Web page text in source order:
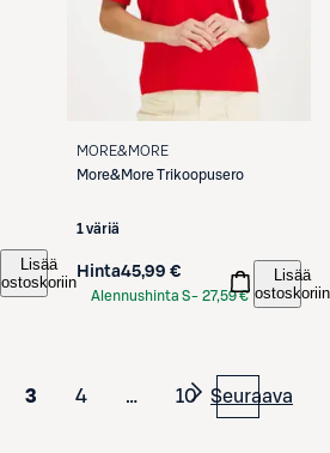
Lisää
ostoskoriin
MORE&MORE
More&MoreTrikoopusero
1 väriä
Hinta45,99 €
Alennushinta S- 27,59 €
Lisää
ostoskoriin
3 4 … 10 Seuraava